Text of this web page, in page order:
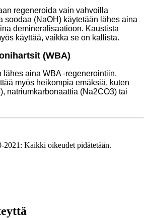
regeneroida vain vahvoilla
soodaa (NaOH) käytetään lähes aina
demineralisaatioon. Kaustista
käyttää, vaikka se on kallista.
(WBA)
lähes aina WBA -regenerointiin,
myös heikompia emäksiä, kuten
natriumkarbonaattia (Na2CO3) tai
Kaikki oikeudet pidätetään.